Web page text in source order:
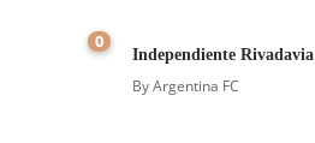
0
Independiente
ByArgentina FC